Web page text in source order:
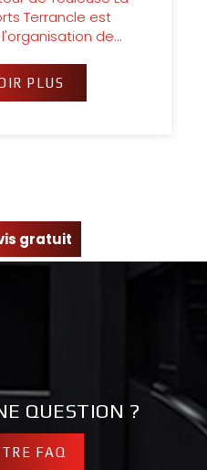
Terrancle est
de…
PLUS
gratuit
QUESTION ?
FAQ